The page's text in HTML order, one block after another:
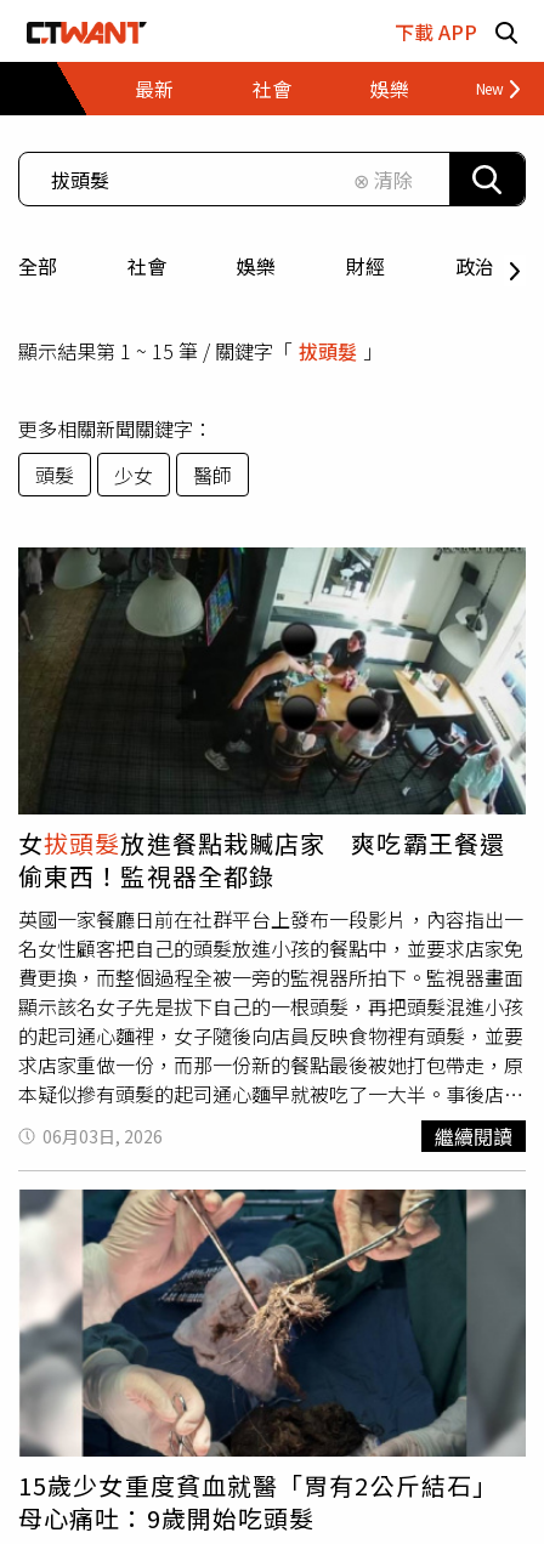
下載 APP
最新
社會 娛樂 財經
⊗ 清除
全部 社會 娛樂 財經 政治
顯示結果第 1 ~ 15 筆 / 關鍵字「 拔頭髮 」
更多相關新聞關鍵字：
頭髮
少女 醫師
女拔頭髮放進餐點栽贓店家 爽吃霸王餐還
偷東西！監視器全都錄
英國一家餐廳日前在社群平台上發布一段影片，內容指出一
名女性顧客把自己的頭髮放進小孩的餐點中，並要求店家免
費更換，而整個過程全被一旁的監視器所拍下。監視器畫面
顯示該名女子先是拔下自己的一根頭髮，再把頭髮混進小孩
的起司通心麵裡，女子隨後向店員反映食物裡有頭髮，並要
求店家重做一份，而那一份新的餐點最後被她打包帶走，原
本疑似摻有頭髮的起司通心麵早就被吃了一大半。事後店家
越想越不對勁，調閱監視器畫面後發現這整個「犯案」過
程，也立刻把它上傳至臉書提醒民眾。該餐廳貼文指出：
「那根頭髮特別長到讓人起疑，因為我們主廚不是長髮，也
不可能有這樣長度的頭髮。」店家進一步說明，該名女子離
開時還隨手偷走一瓶番茄醬、冰淇淋碗與一支湯匙，還幽默
表示目前這些物品並不包含在外帶菜單裡。對於這起事件，
餐廳業者提到：「我們非常以自家團隊為榮，他們展現出耐
心、專業，和遠超大多數人的克制力來處理這件事。」貼文
一出也引發網友熱議，紛紛留言表示「這種人會害慘所有
人」、「這種行為真的令人無法接受」「真的太噁心了」。
06月03日, 2026 繼續閱讀
15歲少女重度貧血就醫「胃有2公斤結石」
母心痛吐：9歲開始吃頭髮